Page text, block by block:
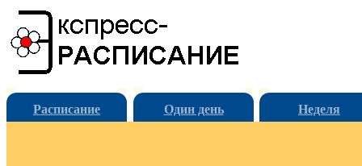
Расписание Один день Неделя